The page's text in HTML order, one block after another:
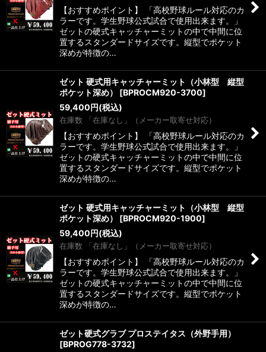
【おすすめポイント】 「高校野球ルール対応のカ
ラーです。学生野球公式試合で使用出来ます。」
ゼットの硬式キャッチャーミットの中で中間に位
置するスタンダードサイズです。縦型でポケット
深めが特徴の…
ゼット 硬式用キャッチャーミット（小林型 縦型
ポケット深め）
[BPROCM920-3700]
59,400円(税込)
在庫数 「在庫なし」（メーカー取寄せ対応）
【おすすめポイント】 「高校野球ルール対応のカ
ラーです。学生野球公式試合で使用出来ます。」
ゼットの硬式キャッチャーミットの中で中間に位
置するスタンダードサイズです。縦型でポケット
深めが特徴の…
ゼット 硬式用キャッチャーミット（小林型 縦型
ポケット深め）
[BPROCM920-1900]
59,400円(税込)
在庫数 「在庫なし」（メーカー取寄せ対応）
【おすすめポイント】 「高校野球ルール対応のカ
ラーです。学生野球公式試合で使用出来ます。」
ゼットの硬式キャッチャーミットの中で中間に位
置するスタンダードサイズです。縦型でポケット
深めが特徴の…
ゼット硬式グラブ プロステイタス（外野手用）
[BPROG778-3732]